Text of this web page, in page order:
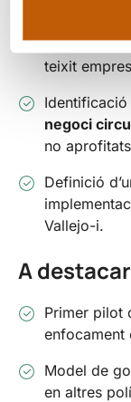
Creació
teixit
Identificació
negoci
no
Definició
Vallejo-i.
A destacar
Primer pilot
enfocament
Model de
en altres